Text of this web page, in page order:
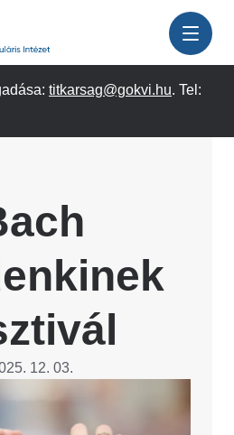
titkarsag@gokvi.hu. Tel:
12. 03.